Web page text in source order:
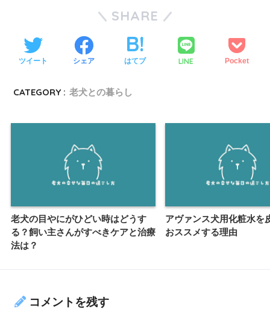
SHARE
ツイート シェア はてブ LINE Pocket
CATEGORY : 老犬との暮らし
老犬の目やにがひどい時はどうす
る？飼い主さんがすべきケアと治療
法は？
アヴァンス犬用化粧水を
おススメする理由
コメントを残す